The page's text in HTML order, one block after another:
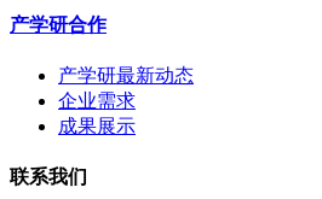
产学研合作
产学研最新动态
企业需求
成果展示
联系我们